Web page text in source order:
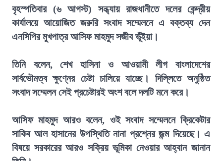
বৃহস্পতিবার (৬ আগস্ট) সন্ধ্যায় রাজধানীতে দলের কেন্দ্রীয়
কার্যালয়ে আয়োজিত জরুরি সংবাদ সম্মেলনে এ বক্তব্য দেন
এনসিপির মুখপাত্র আসিফ মাহমুদ সজীব ভূঁইয়া।
তিনি বলেন, শেখ হাসিনা ও আওয়ামী লীগ বাংলাদেশের
সার্বভৌমত্ব ক্ষুণ্নের চেষ্টা চালিয়ে যাচ্ছে। দিল্লিতে অনুষ্ঠিত
সংবাদ সম্মেলন সেই প্রচেষ্টারই অংশ বলে দলটি মনে করে।
আসিফ মাহমুদ আরও বলেন, ওই সংবাদ সম্মেলনে ক্রিকেটার
সাকিব আল হাসানের উপস্থিতি নানা প্রশ্নের জন্ম দিয়েছে। এ
বিষয়ে সরকারের আরও সক্রিয় ভূমিকা নেওয়ার আহ্বান জানান